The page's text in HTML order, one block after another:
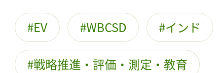
EV WBCSD インド
戦略推進・評価・測定・教育